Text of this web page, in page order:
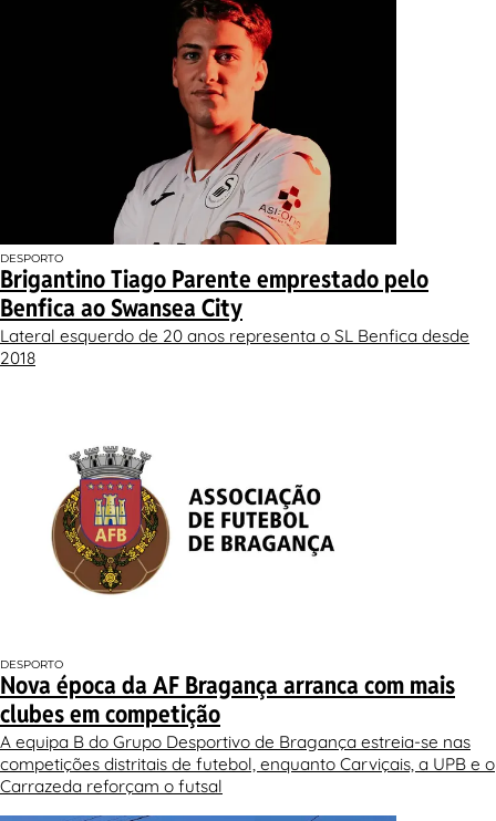
DESPORTO
Brigantino Tiago Parente emprestado pelo
Benfica ao Swansea City
Lateral esquerdo de 20 anos representa o SL Benfica desde
2018
DESPORTO
Nova época da AF Bragança arranca com mais
clubes em competição
A equipa B do Grupo Desportivo de Bragança estreia-se nas
competições distritais de futebol, enquanto Carviçais, a UPB e o
Carrazeda reforçam o futsal